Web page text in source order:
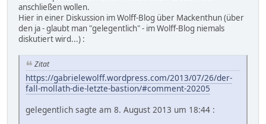
anschließen wollen.
Hier in einer Diskussion im Wolff-Blog über Mackenthun (über
den ja - glaubt man "gelegentlich" - im Wolff-Blog niemals
diskutiert wird...) :
Zitat
https://gabrielewolff.wordpress.com/2013/07/26/der-
fall-mollath-die-letzte-bastion/#comment-20205
gelegentlich sagte am 8. August 2013 um 18:44 :